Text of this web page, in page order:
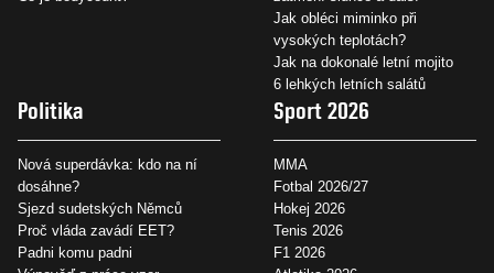
Jak obléci miminko při
vysokých teplotách?
Jak na dokonalé letní mojito
6 lehkých letních salátů
Politika
Nová superdávka: kdo na ní
dosáhne?
Sjezd sudetských Němců
Proč vláda zavádí EET?
Padni komu padni
Sport 2026
MMA
Fotbal 2026/27
Hokej 2026
Tenis 2026
F1 2026